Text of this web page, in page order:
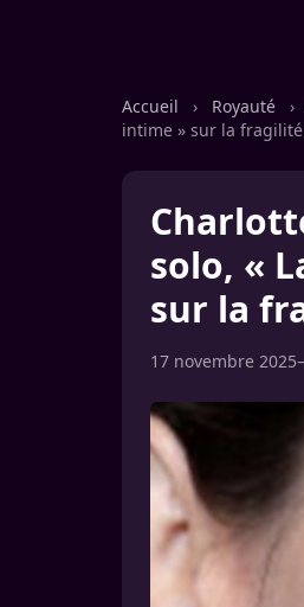
Accueil › Royauté ›
intime » sur la
solo, «
sur la
17 novembre 2025